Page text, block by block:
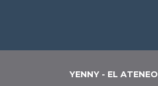
YENNY - EL ATENEO